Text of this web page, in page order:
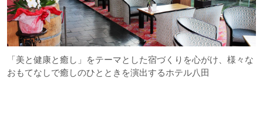
「美と健康と癒し」をテーマとした宿づくりを心がけ、様々な
おもてなしで癒しのひとときを演出するホテル八田